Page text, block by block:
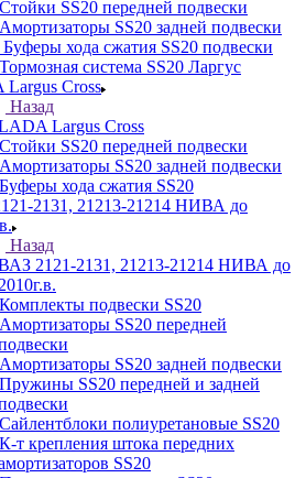
Стойки SS20 передней подвески
Амортизаторы SS20 задней подвески
Буферы хода сжатия SS20 подвески
Тормозная система SS20 Ларгус
Cross
Назад
Largus Cross
Стойки SS20 передней подвески
Амортизаторы SS20 задней подвески
Буферы хода сжатия SS20
2131, 21213-21214 НИВА до
Назад
2121-2131, 21213-21214 НИВА до
2010г.в.
Комплекты подвески SS20
Амортизаторы SS20 передней
Амортизаторы SS20 задней подвески
Пружины SS20 передней и задней
Сайлентблоки полиуретановые SS20
К-т крепления штока передних
SS20